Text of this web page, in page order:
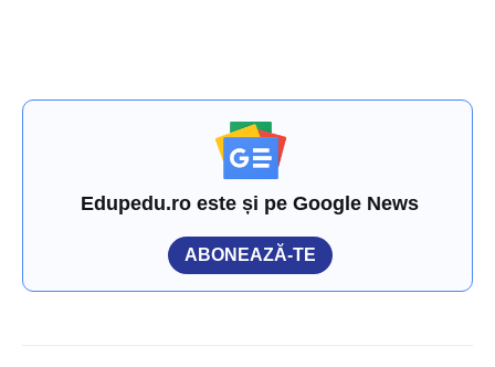
Edupedu.ro este și pe Google News
ABONEAZĂ-TE